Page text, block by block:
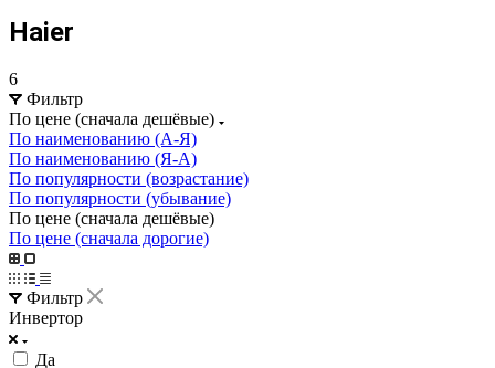
Haier
6
Фильтр
По цене (сначала дешёвые)
По наименованию (А-Я)
По наименованию (Я-А)
По популярности (возрастание)
По популярности (убывание)
По цене (сначала дешёвые)
По цене (сначала дорогие)
Фильтр
Инвертор
Да